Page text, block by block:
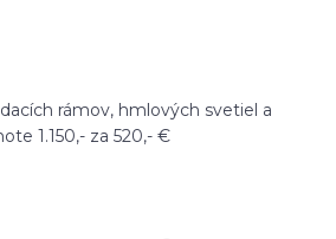
rámov, hmlových svetiel a
1.150,- za 520,- €